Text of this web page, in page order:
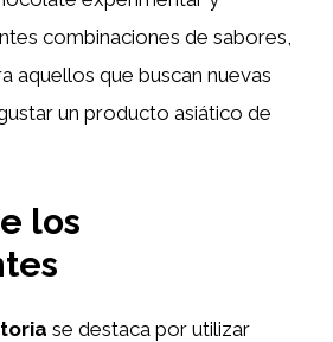
combinaciones de sabores,
aquellos que buscan nuevas
un producto asiático de
los
se destaca por utilizar